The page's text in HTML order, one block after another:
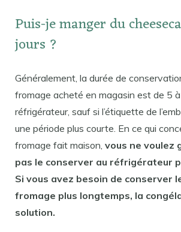
Puis-je manger du
jours ?
Généralement, la durée de
fromage acheté en magasin est de 5
réfrigérateur, sauf si l’étiquette de
une période plus courte. En ce qui
fromage fait maison, vous ne voulez
pas le conserver au réfrigérateur
Si vous avez besoin de conserver
fromage plus longtemps, la
solution.